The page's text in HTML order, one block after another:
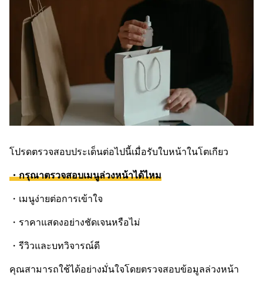
โปรดตรวจสอบประเด็นต่อไปนี้เมื่อรับใบหน้าในโตเกียว
・กรุณาตรวจสอบเมนูล่วงหน้าได้ไหม
・เมนูง่ายต่อการเข้าใจ
・ราคาแสดงอย่างชัดเจนหรือไม่
・รีวิวและบทวิจารณ์ดี
คุณสามารถใช้ได้อย่างมั่นใจโดยตรวจสอบข้อมูลล่วงหน้า